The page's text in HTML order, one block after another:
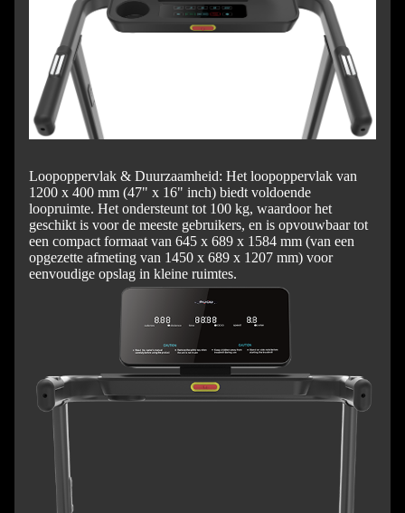
Loopoppervlak & Duurzaamheid: Het loopoppervlak van
1200 x 400 mm (47" x 16" inch) biedt voldoende
loopruimte. Het ondersteunt tot 100 kg, waardoor het
geschikt is voor de meeste gebruikers, en is opvouwbaar tot
een compact formaat van 645 x 689 x 1584 mm (van een
opgezette afmeting van 1450 x 689 x 1207 mm) voor
eenvoudige opslag in kleine ruimtes.